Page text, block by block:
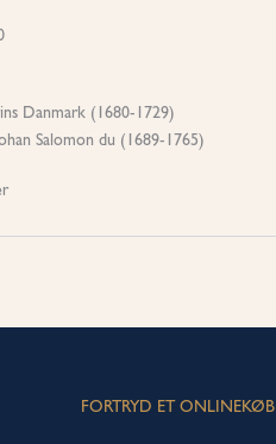
Danmark (1680-1729)
Salomon du (1689-1765)
FORTRYD ET ONLINEKØB